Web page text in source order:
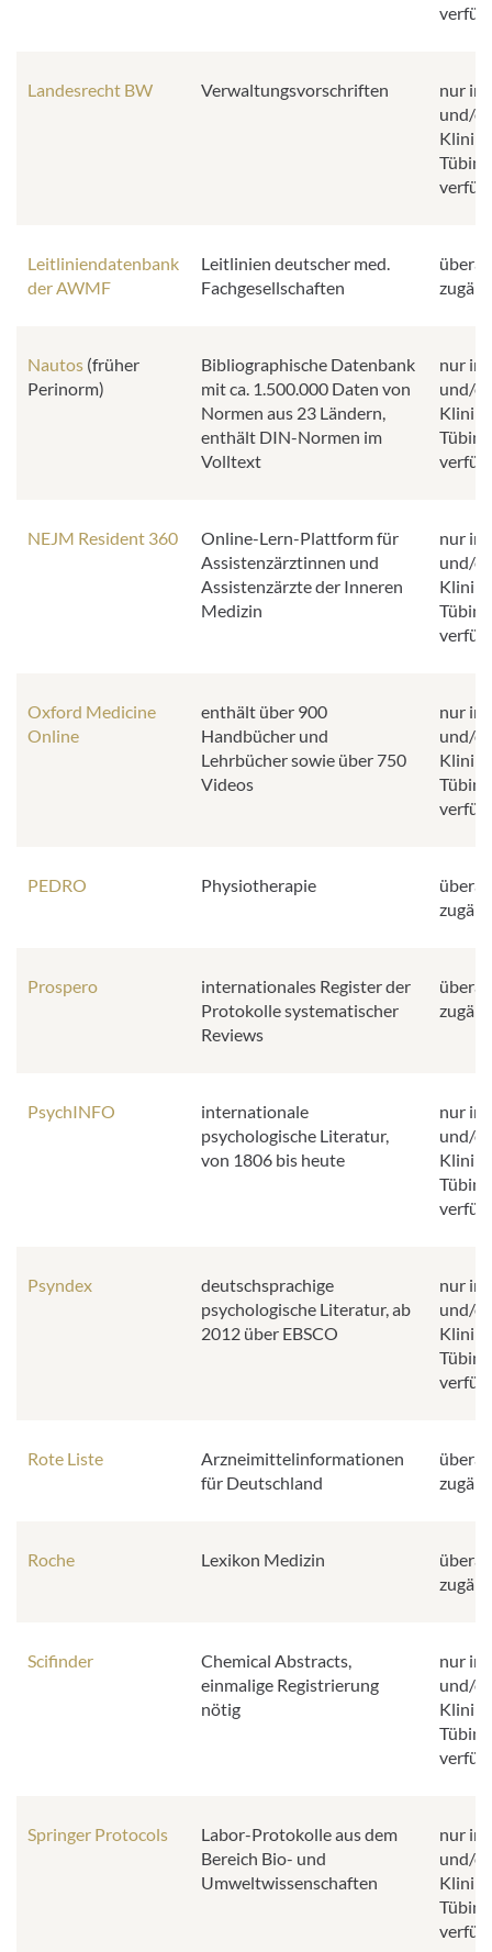
Landesrecht BW Verwaltungsvorschriften
nur
und/
Leitliniendatenbank
der AWMF
Leitlinien deutscher med.
Fachgesellschaften
überall
Nautos (früher
Perinorm)
Bibliographische Datenbank
mit ca. 1.500.000 Daten von
Normen aus 23 Ländern,
enthält DIN-Normen im
Volltext
nur
und/
NEJM Resident 360
Online-Lern-Plattform für
Assistenzärztinnen und
Assistenzärzte der Inneren
Medizin
nur
und/
Oxford Medicine
Online
enthält über 900
Handbücher und
Lehrbücher sowie über 750
Videos
nur
und/
PEDRO Physiotherapie
überall
Prospero
internationales Register der
Protokolle systematischer
Reviews
überall
PsychINFO
internationale
psychologische Literatur,
von 1806 bis heute
nur
und/
Psyndex
deutschsprachige
psychologische Literatur, ab
2012 über EBSCO
nur
und/
Rote Liste
Arzneimittelinformationen
für Deutschland
überall
Roche Lexikon Medizin
überall
Scifinder
Chemical Abstracts,
einmalige Registrierung
nötig
nur
und/
Springer Protocols
Labor-Protokolle aus dem
Bereich Bio- und
Umweltwissenschaften
nur
und/